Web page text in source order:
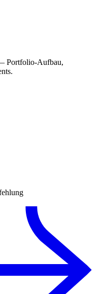
Portfolio-Aufbau,